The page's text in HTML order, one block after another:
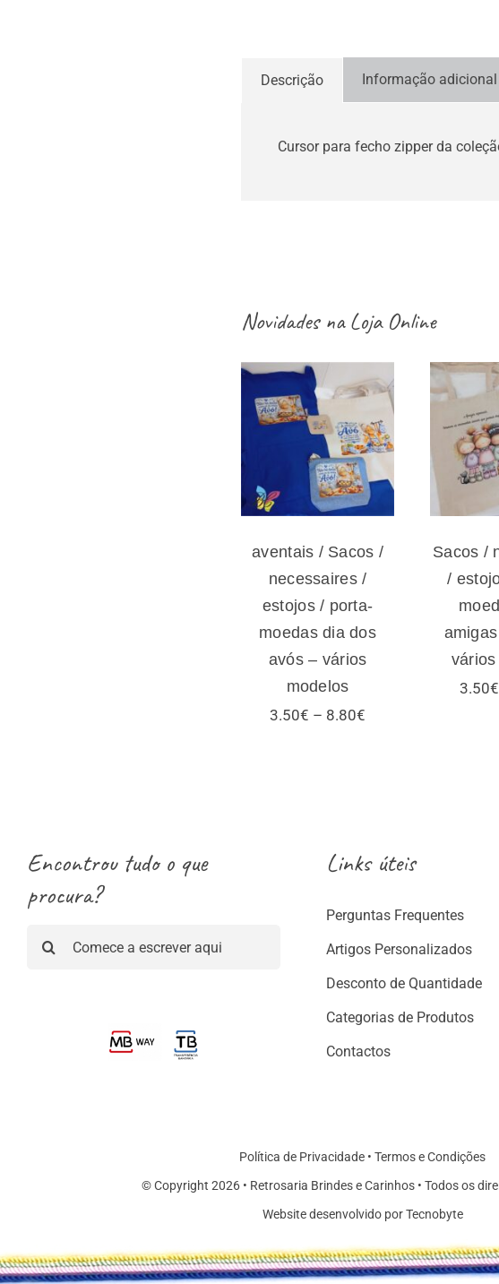
Descrição Informação adicional
Cursor para fecho zipper da
Novidades naLoja Online
aventais / Sacos
/ necessaires /
estojos / porta-
moedas dia dos
avós – vários
modelos
aventais / Sacos /
necessaires /
estojos / porta-
moedas dia dos
avós – vários
modelos
3.50€ – 8.80€
Sacos /
/
3.50€
Encontrou tudo o que
procura?
Links úteis
Perguntas Frequentes
Artigos Personalizados
Desconto de Quantidade
Categorias de Produtos
Contactos
Política de Privacidade •Termos e Condições
© Copyright 2026 • Retrosaria Brindes e Carinhos • Todos os
Website desenvolvido por Tecnobyte